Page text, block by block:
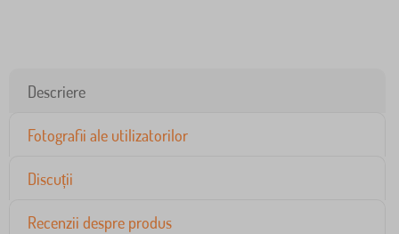
Descriere
Fotografii ale utilizatorilor
Discuții
Recenzii despre produs